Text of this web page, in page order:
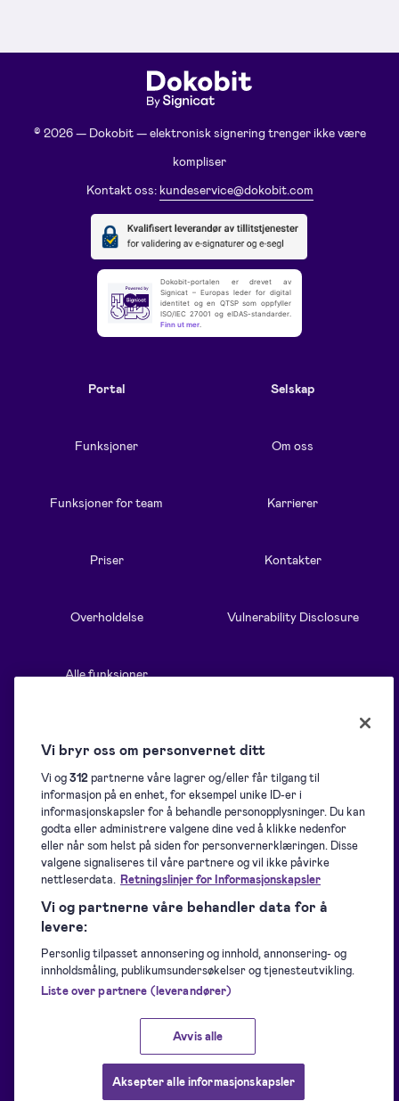
© 2026 — Dokobit — elektronisk signering trenger ikke være
kompliser
Kontakt oss: kundeservice@dokobit.com
Dokobit-portalen er drevet av
Signicat – Europas leder for digital
identitet og en QTSP som oppfyller
ISO/IEC 27001 og eIDAS-standarder.
Finn ut mer
Portal
Funksjoner
Funksjoner for team
Priser
Overholdelse
Alle funksjoner
Selskap
Om oss
Karrierer
Kontakter
Vulnerability Disclosure
Blogg
Hjelpeside
Nedlastinger
For utviklere
Støttede e-ID-er
Kundehistorier
Oversikt
Samling av signaturer
Signering
Identifisering
Andre Signicat-produkter
Vi bryr oss om personvernet ditt
Vi og312partnerne våre lagrer og/eller får tilgang til
informasjon på en enhet, for eksempel unike ID-er i
informasjonskapsler for å behandle personopplysninger. Du kan
godta eller administrere valgene dine ved å klikke nedenfor
eller når som helst på siden for personvernerklæringen. Disse
valgene signaliseres til våre partnere og vil ikke påvirke
nettleserdata. Retningslinjer for Informasjonskapsler
Vi og partnerne våre behandler data for å
levere:
Personlig tilpasset annonsering og innhold, annonsering- og
innholdsmåling, publikumsundersøkelser og tjenesteutvikling.
Liste over partnere (leverandører)
Avvis alle
Aksepter alle informasjonskapsler